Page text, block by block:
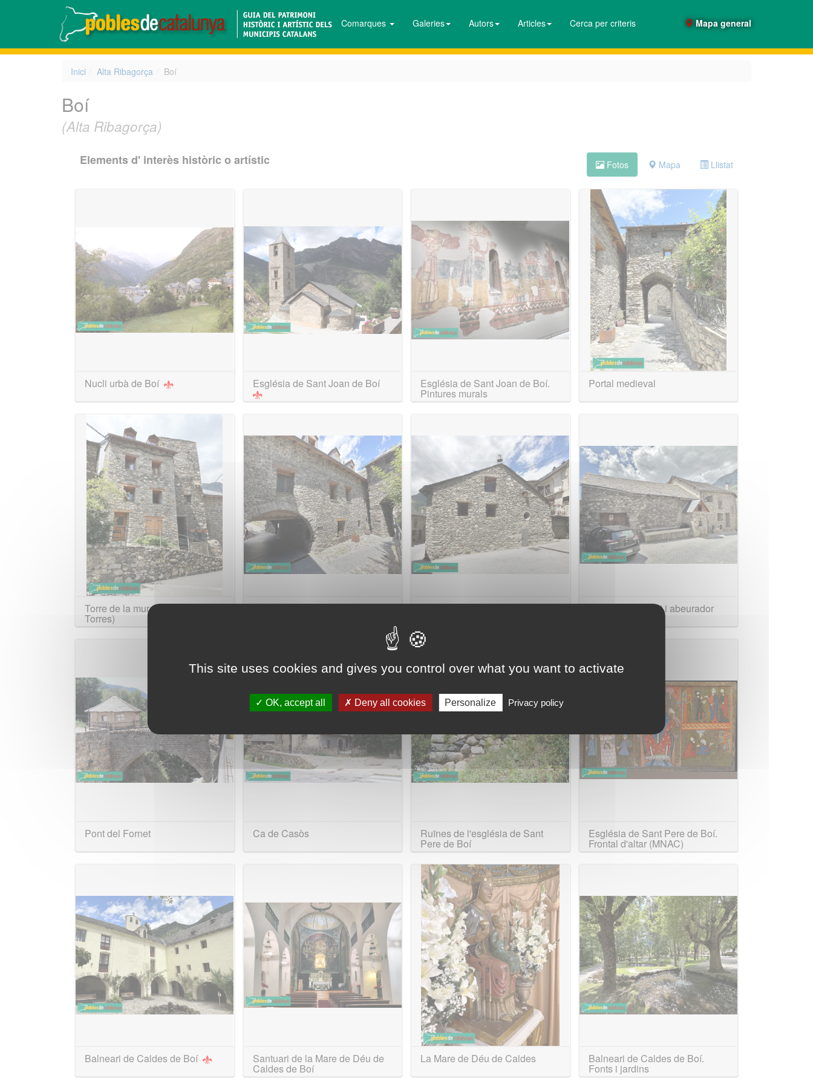
Comarques Galeries Autors Articles Cerca per criteris Mapa general
Inici Alta Ribagorça Boí
Boí
(Alta Ribagorça)
Elements d' interès històric o artístic Fotos Mapa Llistat
Nucli urbà de Boí
Torre de la muralla (Ca de
Torres)
Pont del Fornet
Balneari de Caldes de Boí
Església de Sant Joan de Boí
Ca de Simamet (Casa del Parc)
Ca de Casòs
Santuari de la Mare de Déu de
Caldes de Boí
Església de Sant Joan de Boí.
Pintures murals
Capella d'Hivern
Ruïnes de l'església de Sant
Pere de Boí
La Mare de Déu de Caldes
Portal medieval
Ca de Callís, font i abeurador
Església de Sant Pere de Boí.
Frontal d'altar (MNAC)
Balneari de Caldes de Boí.
Fonts i jardins
This site uses cookies and gives you control over what you want to activate
OK, accept all Deny all cookies Personalize Privacy policy